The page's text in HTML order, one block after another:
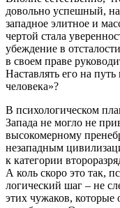
довольно успешный,
западное элитное и
чертой стала
убеждение в
в своем праве
Наставлять его на
человека»?
В психологическом
Запада не могло не
высокомерному
незападным
к категории
А коль скоро это так,
логический шаг – не
этих чужаков, которые